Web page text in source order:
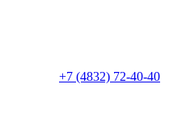
+7 (4832) 72-40-40